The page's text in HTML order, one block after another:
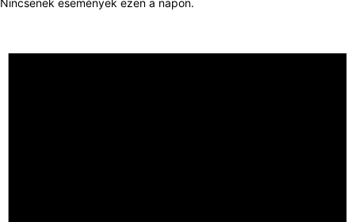
Nincsenek események ezen a napon.